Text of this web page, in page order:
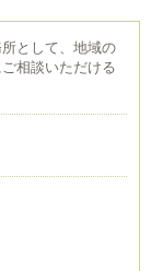
として、地域の
相談いただける